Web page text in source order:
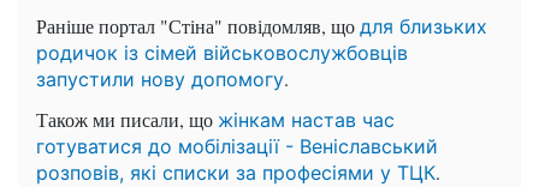
Раніше портал "Стіна" повідомляв, що для близьких
родичок із сімей військовослужбовців
запустили нову допомогу.
Також ми писали, що жінкам настав час
готуватися до мобілізації - Веніславський
розповів, які списки за професіями у ТЦК.